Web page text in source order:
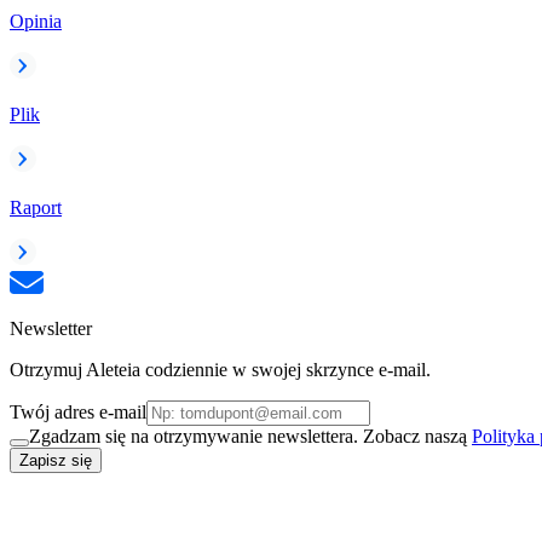
Opinia
Plik
Raport
Newsletter
Otrzymuj Aleteia codziennie w swojej skrzynce e-mail.
Twój adres e-mail
Zgadzam się na otrzymywanie newslettera. Zobacz naszą Polityka
Zapisz się